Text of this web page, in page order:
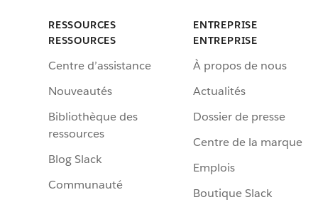
RESSOURCES
RESSOURCES
Centre d’assistance
Nouveautés
Bibliothèque des
ressources
Blog Slack
Communauté
ENTREPRISE
ENTREPRISE
À propos de nous
Actualités
Dossier de presse
Centre de la marque
Emplois
Boutique Slack